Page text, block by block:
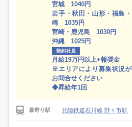
宮城 1040円
岩手・秋田・山形・福島
崎 1035円
宮崎・鹿児島 1030円
沖縄 1025円
契約社員
月給19万円以上+報奨金
※エリアにより募集状況
お問合せください
◆昇給年1回
最寄り駅 北陸鉄道石川線 野々市駅